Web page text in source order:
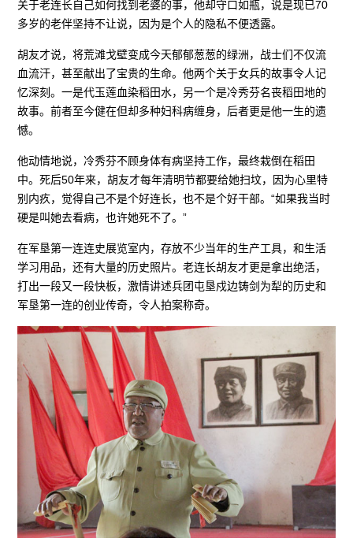
关于老连长自己如何找到老婆的事，他却守口如瓶，说是现已70
多岁的老伴坚持不让说，因为是个人的隐私不便透露。
胡友才说，将荒滩戈壁变成今天郁郁葱葱的绿洲，战士们不仅流
血流汗，甚至献出了宝贵的生命。他两个关于女兵的故事令人记
忆深刻。一是代玉莲血染稻田水，另一个是冷秀芬名丧稻田地的
故事。前者至今健在但却多种妇科病缠身，后者更是他一生的遗
憾。
他动情地说，冷秀芬不顾身体有病坚持工作，最终栽倒在稻田
中。死后50年来，胡友才每年清明节都要给她扫坟，因为心里特
别内疚，觉得自己不是个好连长，也不是个好干部。“如果我当时
硬是叫她去看病，也许她死不了。”
在军垦第一连连史展览室内，存放不少当年的生产工具，和生活
学习用品，还有大量的历史照片。老连长胡友才更是拿出绝活，
打出一段又一段快板，激情讲述兵团屯垦戍边铸剑为犁的历史和
军垦第一连的创业传奇，令人拍案称奇。